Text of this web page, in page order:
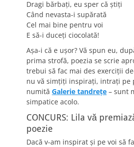
Dragi bărbați, eu sper că știți
Când nevasta-i supărată
Cel mai bine pentru voi
E să-i duceți ciocolată!
Așa-i că e ușor? Vă spun eu,
prima strofă, poezia se scrie
trebui să fac mai des exerciții
nu vă simțiți inspirați, intrați pe
numită Galerie tandrețe – sunt
simpatice acolo.
CONCURS: Lila vă
poezie
Dacă v-am inspirat și pe voi să